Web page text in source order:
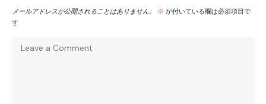
メールアドレスが公開されることはありません。 ※ が付いている欄は必須項目で
す